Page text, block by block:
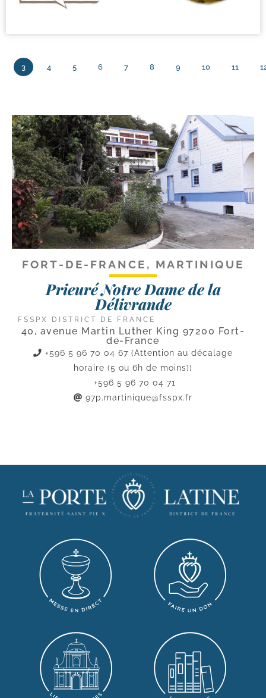
3 4 5 6 7 8 9 10 11
FORT-DE-FRANCE, MARTINIQUE
Prieuré Notre Dame de la
Délivrande
FSSPX DISTRICT DE FRANCE
40, avenue Martin Luther King 97200 Fort-
de-France
+596 5 96 70 04 67 (Attention au décalage
horaire (5 ou 6h de moins))
+596 5 96 70 04 71
97p.martinique@fsspx.fr